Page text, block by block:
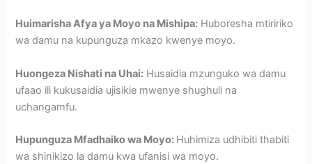
Huimarisha Afya ya Moyo na Mishipa: Huboresha mtiririko
wa damu na kupunguza mkazo kwenye moyo.
Huongeza Nishati na Uhai: Husaidia mzunguko wa damu
ufaao ili kukusaidia ujisikie mwenye shughuli na
uchangamfu.
Hupunguza Mfadhaiko wa Moyo: Huhimiza udhibiti thabiti
wa shinikizo la damu kwa ufanisi wa moyo.